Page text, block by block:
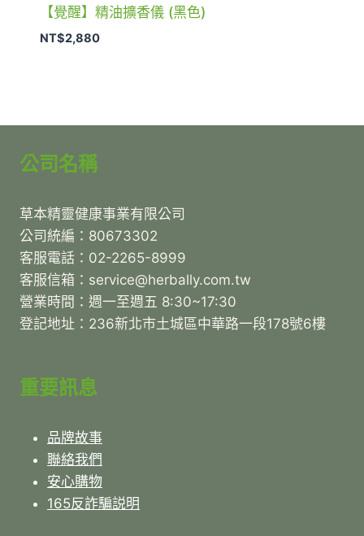
【覺醒】精油擴香儀 (黑色)
NT$2,880
公司名稱
草本精靈健康事業有限公司
公司統編：80673302
客服電話：02-2265-8999
客服信箱：service@herbally.com.tw
營業時間：週一至週五 8:30~17:30
登記地址：236新北市土城區中華路一段178號6樓
重要訊息
品牌故事
聯絡我們
安心購物
165反詐騙説明